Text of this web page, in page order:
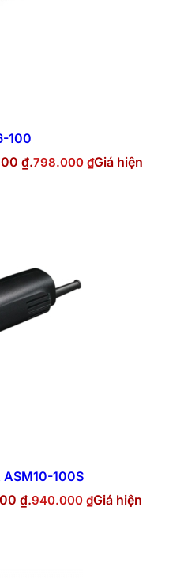
100
₫.798.000 ₫Giá hiện
100S
₫.940.000 ₫Giá hiện